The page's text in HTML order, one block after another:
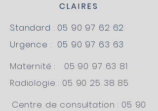
CLAIRES
Standard : 05 90 97 62 62
Urgence : 05 90 97 63 63
Maternité : 05 90 97 63 81
Radiologie : 05 90 25 38 85
Centre de consultation : 05 90